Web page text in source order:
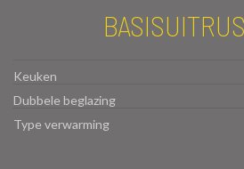
Keuken
Dubbele beglazing
Type verwarming